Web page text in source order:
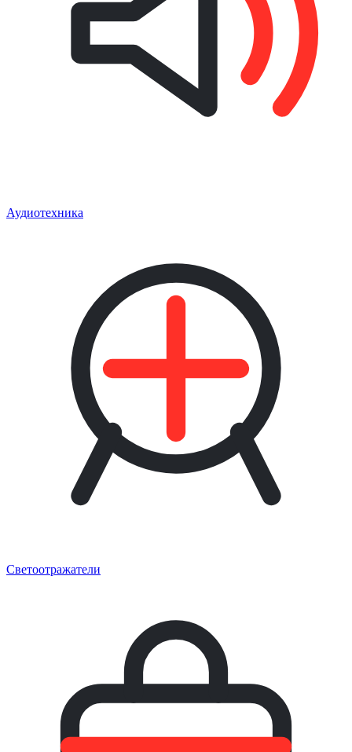
Аудиотехника
Светоотражатели